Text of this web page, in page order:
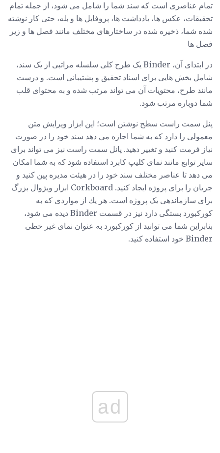
تمام عناصری است که سند شما را شامل می شود، از جمله تمام
تحقیقات، عکس ها، یادداشت ها، پروفایل ها و بله، حتی کار نوشته
شده شما، ذخیره شده در ساختارهای مختلف مانند فصل ها و زیر
فصل ها
در ابتدای آن، Binder یک طرح کلی سلسله مراتبی از یک سند،
شامل بخش هایی برای اسناد تحقیق و پشتیبانی است. و درست
مانند طرح، محتویات آن می تواند مرتب شده و به محتوای قلب
شما دوباره مرتب شود.
پنل سمت راست سطح نوشتن است؛ این ابزار ویرایش متن
معمولی را دارد که به شما اجازه می دهد سند خود را در صورت
نیاز فرمت کنید و تغییر دهید. پانل سمت راست نیز می تواند برای
سایر توابع مانند نمای کلیپ کابرد استفاده شود که به شما امکان
می دهد تا عناصر مختلف سند خود را در هیئت مدیره پین ​​کنید و
جریان را برای پروژه ایجاد کنید. Corkboard ابزار ویژوال بزرگ
برای سازماندهی یک پروژه است. هر یك از مواردی كه به
كوركبورد بستگی دارد نیز در قسمت Binder دیده می شود،
بنابراین شما می توانید از كوركبورد به عنوان نمای غیر خطی
Binder خود استفاده كنید.
ad